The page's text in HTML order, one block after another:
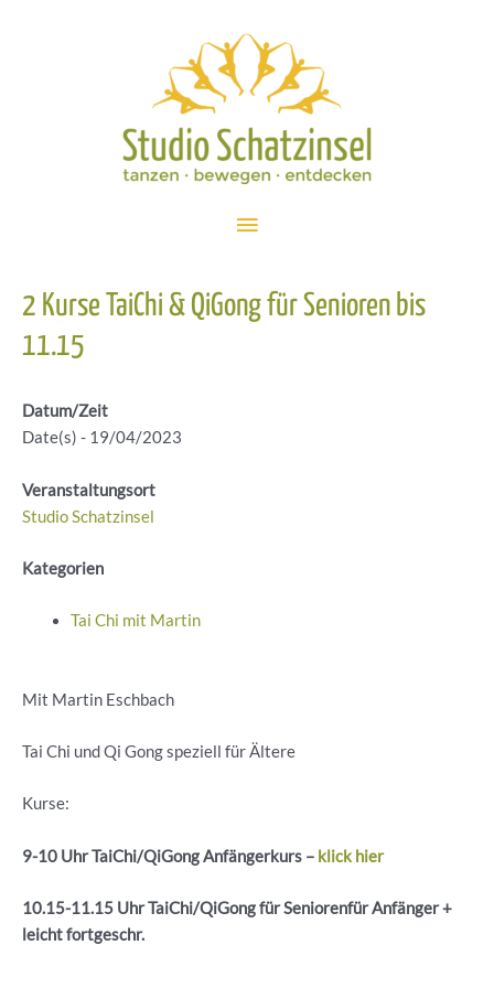
Hauptmenü
2 Kurse TaiChi & QiGong für Senioren bis
11.15
Datum/Zeit
Date(s) - 19/04/2023
Veranstaltungsort
Studio Schatzinsel
Kategorien
Tai Chi mit Martin
Mit Martin Eschbach
Tai Chi und Qi Gong speziell für Ältere
Kurse:
9-10 UhrTaiChi/QiGongAnfängerkurs – klick hier
10.15-11.15 UhrTaiChi/QiGongfürSeniorenfürAnfänger +
leichtfortgeschr.